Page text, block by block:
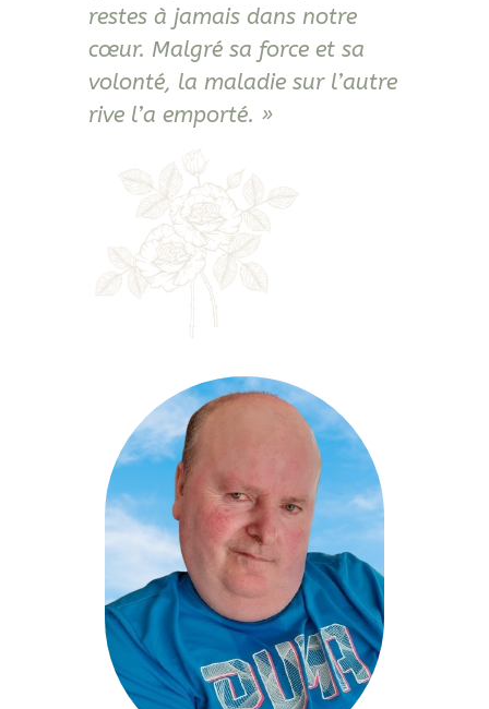
restes à jamais dans notre
cœur. Malgré sa force et sa
volonté, la maladie sur l’autre
rive l’a emporté. »